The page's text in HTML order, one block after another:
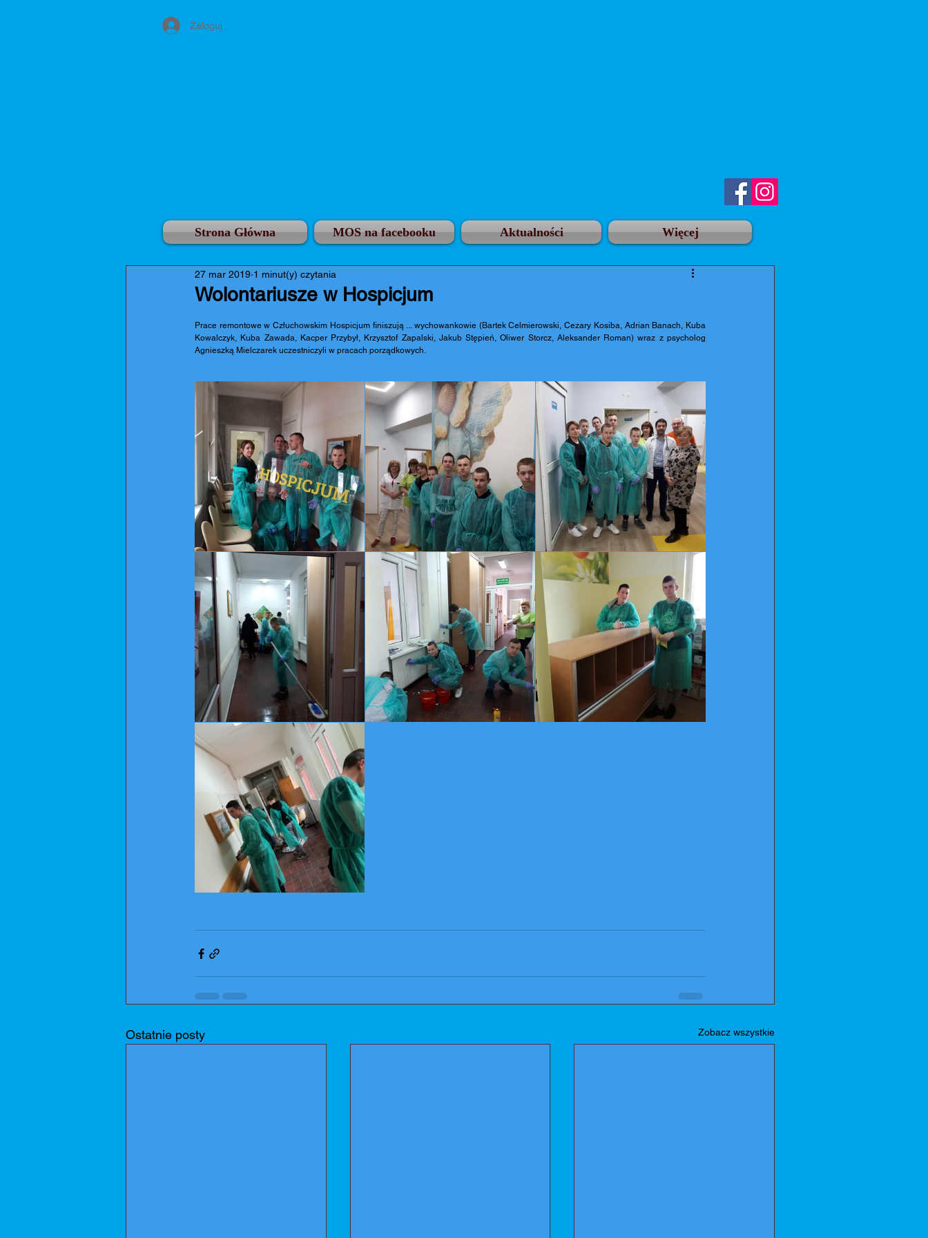
Zaloguj
Strona Główna MOS na facebooku Aktualności Więcej
Wolontariusze w Hospicjum
27 mar 2019 1 minut(y) czytania
Prace remontowe w Człuchowskim Hospicjum finiszują ... wychowankowie (Bartek Celmierowski, Cezary Kosiba, Adrian Banach, Kuba
Kowalczyk, Kuba Zawada, Kacper Przybył, Krzysztof Zapalski, Jakub Stępień, Oliwer Storcz, Aleksander Roman) wraz z psycholog
Agnieszką Mielczarek uczestniczyli w pracach porządkowych.
Ostatnie posty Zobacz wszystkie